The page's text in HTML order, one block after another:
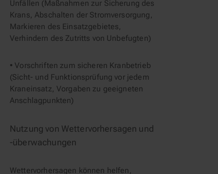
Unfällen (Maßnahmen zur Sicherung des
Krans, Abschalten der Stromversorgung,
Markieren des Einsatzgebietes,
Verhindern des Zutritts von Unbefugten)
• Vorschriften zum sicheren Kranbetrieb
(Sicht- und Funktionsprüfung vor jedem
Kraneinsatz, Vorgaben zu geeigneten
Anschlagpunkten)
Nutzung von Wettervorhersagen und
-überwachungen
Wettervorhersagen können helfen,